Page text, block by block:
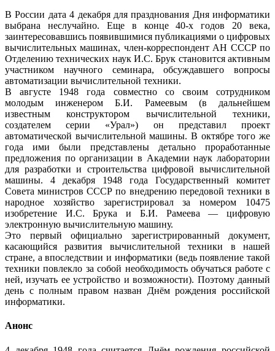
В России дата 4 декабря для празднования Дня информатики
выбрана неслучайно. Еще в конце 40-х годов 20 века,
заинтересовавшись появившимися публикациями о цифровых
вычислительных машинах, член-корреспондент АН СССР по
Отделению технических наук И.С. Брук становится активным
участником научного семинара, обсуждавшего вопросы
автоматизации вычислительной техники.
В августе 1948 года совместно со своим сотрудником
молодым инженером Б.И. Рамеевым (в дальнейшем
известным конструктором вычислительной техники,
создателем серии «Урал») он представил проект
автоматической вычислительной машины. В октябре того же
года ими были представлены детально проработанные
предложения по организации в Академии наук лаборатории
для разработки и строительства цифровой вычислительной
машины. 4 декабря 1948 года Государственный комитет
Совета министров СССР по внедрению передовой техники в
народное хозяйство зарегистрировал за номером 10475
изобретение И.С. Брука и Б.И. Рамеева — цифровую
электронную вычислительную машину.
Это первый официально зарегистрированный документ,
касающийся развития вычислительной техники в нашей
стране, а впоследствии и информатики (ведь появление такой
техники повлекло за собой необходимость обучаться работе с
ней, изучать ее устройство и возможности). Поэтому данный
день с полным правом назван Днём рождения российской
информатики.
Анонс